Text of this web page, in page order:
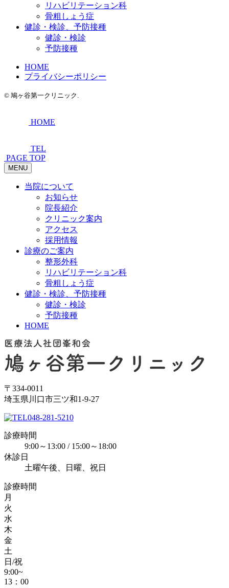
リハビリテーション科
骨粗しょう症
健診・検診、予防接種
健診・検診
予防接種
HOME
プライバシーポリシー
© 鳩ヶ谷第一クリニック.
HOME
TEL
PAGE TOP
MENU
当院について
お知らせ
院長紹介
クリニック案内
アクセス
採用情報
診療のご案内
整形外科
リハビリテーション科
骨粗しょう症
健診・検診、予防接種
健診・検診
予防接種
HOME
〒334-0011
埼玉県川口市三ツ和1-9-27
048-281-5210
診療時間
9:00～13:00 / 15:00～18:00
休診日
土曜午後、日曜、祝日
診療時間
月
火
水
木
金
土
日/祝
9:00~
13：00